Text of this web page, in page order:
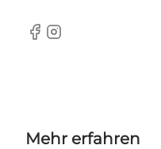
Facebook
Instagram
Mehr erfahren